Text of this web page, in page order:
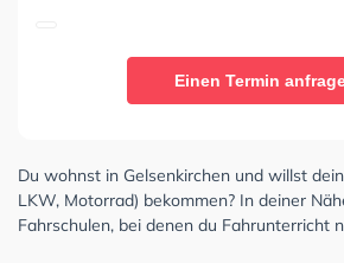
Einen Termin
Du wohnst in Gelsenkirchen und willst
LKW, Motorrad) bekommen? In deiner
Fahrschulen, bei denen du Fahrunterricht